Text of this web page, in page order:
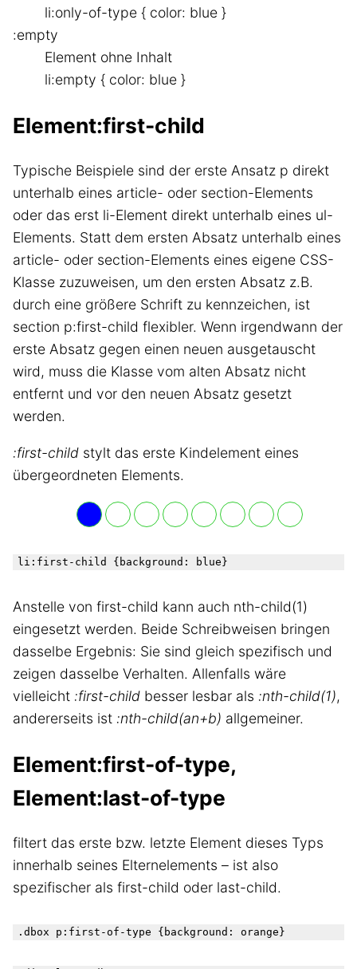
li:only-of-type { color: blue }
:empty
Element ohne Inhalt
li:empty { color: blue }
Element:first-child
Typische Beispiele sind der erste Ansatz p direkt
unterhalb eines article- oder section-Elements
oder das erst li-Element direkt unterhalb eines ul-
Elements. Statt dem ersten Absatz unterhalb eines
article- oder section-Elements eines eigene CSS-
Klasse zuzuweisen, um den ersten Absatz z.B.
durch eine größere Schrift zu kennzeichen, ist
section p:first-child flexibler. Wenn irgendwann der
erste Absatz gegen einen neuen ausgetauscht
wird, muss die Klasse vom alten Absatz nicht
entfernt und vor den neuen Absatz gesetzt
werden.
:first-child stylt das erste Kindelement eines
übergeordneten Elements.
Anstelle von first-child kann auch nth-child(1)
eingesetzt werden. Beide Schreibweisen bringen
dasselbe Ergebnis: Sie sind gleich spezifisch und
zeigen dasselbe Verhalten. Allenfalls wäre
vielleicht :first-child besser lesbar als :nth-child(1),
andererseits ist :nth-child(an+b) allgemeiner.
Element:first-of-type,
Element:last-of-type
filtert das erste bzw. letzte Element dieses Typs
innerhalb seines Elternelements – ist also
spezifischer als first-child oder last-child.
.dbox p :first-of-type {background: orange}